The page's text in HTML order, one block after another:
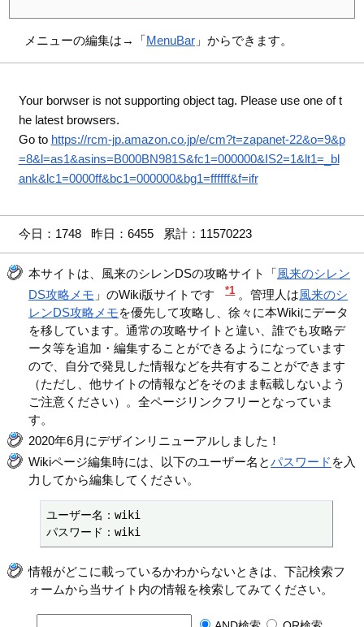
メニューの編集は→「 MenuBar 」からできます。
Your borwser is not supporting object tag. Please use one of t
he latest browsers.
Go to https://rcm-jp.amazon.co.jp/e/cm?t=zapanet-22&o=9&p
=8&l=as1&asins=B000BN981S&fc1=000000&IS2=1&lt1=_bl
ank&lc1=0000ff&bc1=000000&bg1=ffffff&f=ifr
今日：1748 昨日：6455 累計：11570223
本サイトは、風来のシレンDSの攻略サイト「風来のシレン
DS攻略メモ 」のWiki版サイトです *1 。管理人は風来のシ
レンDS攻略メモを優先して攻略し、徐々に本Wikiにデータ
を移しています。通常の攻略サイトと違い、誰でも攻略デ
ータ等を追加・編集することができるようになっています
ので、自分で発見した情報などを共有することができます
（ただし、他サイトの情報などをそのまま転載しないよう
ご注意ください）。全ページリンクフリーとなっていま
す。
2020年6月にデザインリニューアルしました！
Wikiページ編集時には、以下のユーザー名とパスワード を入
力してから編集してください。
ユーザー名：wiki
パスワード：wiki
情報がどこに載っているかわからないときは、下記検索フ
ォームから当サイト内の情報を検索してみてください。